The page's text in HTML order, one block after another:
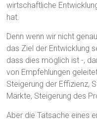
wirtschaftliche
hat.
Denn wenn wir nicht
das Ziel der Entwicklung
dass dies möglich ist -,
von Empfehlungen
Steigerung der Effizienz,
Märkte, Steigerung des
Aber die Tatsache eines